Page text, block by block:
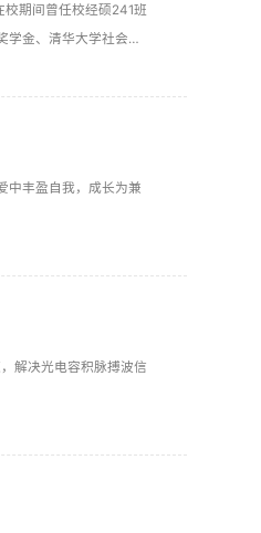
期间曾任校经硕241班
金、清华大学社会工
中丰盈自我，成长为兼
解决光电容积脉搏波信